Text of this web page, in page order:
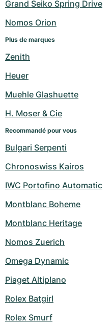
Grand Seiko Spring Drive
Nomos Orion
Plus de marques
Zenith
Heuer
Muehle Glashuette
H. Moser & Cie
Recommandé pour vous
Bulgari Serpenti
Chronoswiss Kairos
IWC Portofino Automatic
Montblanc Boheme
Montblanc Heritage
Nomos Zuerich
Omega Dynamic
Piaget Altiplano
Rolex Batgirl
Rolex Smurf